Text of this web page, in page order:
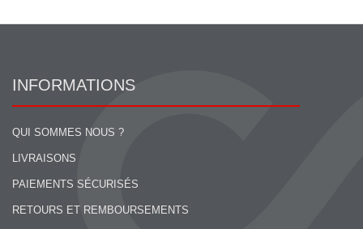
INFORMATIONS
QUI SOMMES NOUS ?
LIVRAISONS
PAIEMENTS SÉCURISÉS
RETOURS ET REMBOURSEMENTS